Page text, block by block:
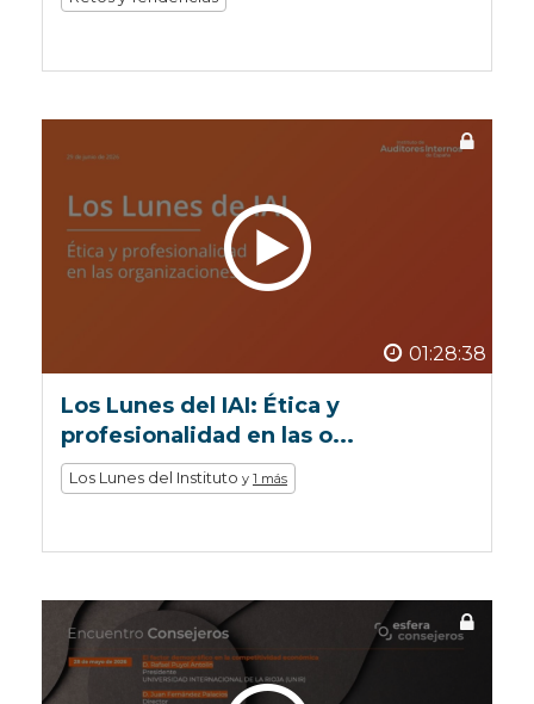
01:28:38
Los Lunes del IAI: Ética y
profesionalidad en las o...
Los Lunes del Instituto y 1 más